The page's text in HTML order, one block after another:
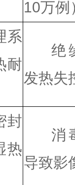
10万例
系
耐
绝
发热失
封
热
消
导致影